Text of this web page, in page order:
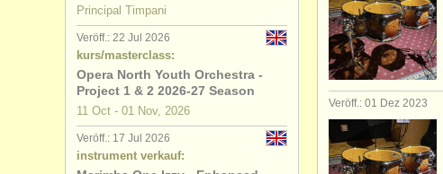
Veröff.: 01 Dez 2023
Principal Timpani
Veröff.: 22 Jul 2026
kurs/masterclass:
Opera North Youth Orchestra -
Project 1 & 2 2026-27 Season
11 Oct - 01 Nov, 2026
Veröff.: 17 Jul 2026
instrument verkauf: